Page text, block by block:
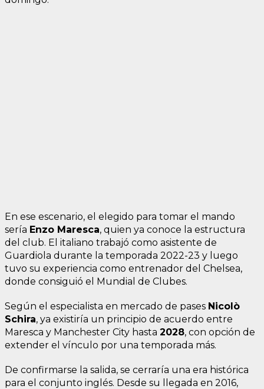
En ese escenario, el elegido para tomar el mando
sería Enzo Maresca, quien ya conoce la estructura
del club. El italiano trabajó como asistente de
Guardiola durante la temporada 2022-23 y luego
tuvo su experiencia como entrenador del Chelsea,
donde consiguió el Mundial de Clubes.
Según el especialista en mercado de pases Nicolò
Schira, ya existiría un principio de acuerdo entre
Maresca y Manchester City hasta 2028, con opción de
extender el vínculo por una temporada más.
De confirmarse la salida, se cerraría una era histórica
para el conjunto inglés. Desde su llegada en 2016,